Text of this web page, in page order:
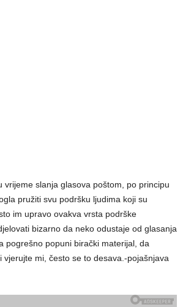
vrijeme slanja glasova poštom, po principu
pružiti svu podršku ljudima koji su
im upravo ovakva vrsta podrške
bizarno da neko odustaje od glasanja
pogrešno popuni birački materijal, da
vjerujte mi, često se to desava.-pojašnjava